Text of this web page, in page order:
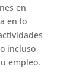
en
en lo
incluso
empleo.